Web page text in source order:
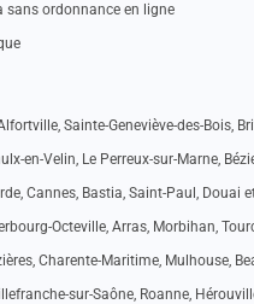
ordonnance en ligne
Sainte-Geneviève-des-Bois,
en-Velin, Le Perreux-sur-Marne,
Cannes, Bastia, Saint-Paul, Douai
Octeville, Arras, Morbihan,
Charente-Maritime, Mulhouse,
sur-Saône, Roanne,